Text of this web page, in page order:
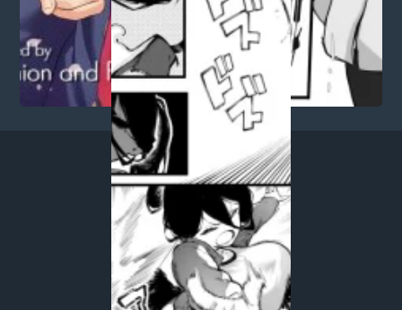
1 2 3 4 5 6 7 8 9
10
...
666